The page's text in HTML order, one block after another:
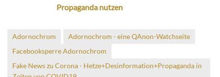
Propaganda nutzen
Adornochrom
Adornochrom - eine QAnon-Watchseite
Facebooksperre Adornochrom
Fake News zu Corona - Hetze+Desinformation+Propaganda in